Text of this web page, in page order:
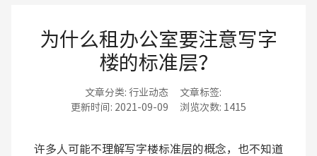
为什么租办公室要注意写字
楼的标准层？
文章分类: 行业动态
文章标签:
更新时间: 2021-09-09 浏览次数: 1415
许多人可能不理解写字楼标准层的概念，也不知道